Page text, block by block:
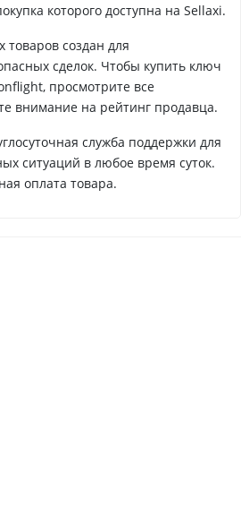
которого доступна на Sellaxi.
создан для
сделок. Чтобы купить ключ
просмотрите все
внимание на рейтинг продавца.
служба поддержки для
ситуаций в любое время суток.
оплата товара.